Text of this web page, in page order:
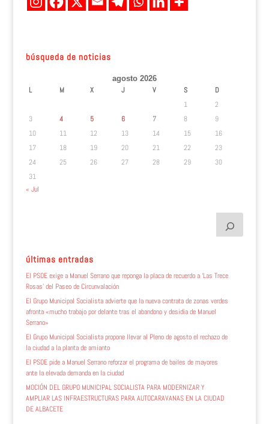
búsqueda de noticias
agosto 2026
L M X J V S
D
1
2
3
4 5 6 7 8
9
10
11 12 13 14 15
16
17
18 19 20 21 22
23
24
25 26 27 28 29
30
31
« Jul
últimas entradas
El PSOE exige a Manuel Serrano que reponga la placa de recuerdo a ‘Las Trece
Rosas’ del Paseo de Circunvalación
El Grupo Municipal Socialista advierte que la nueva contrata de zonas verdes
afronta «mucho trabajo por delante tras el abandono y desidia de Manuel
Serrano»
El Grupo Municipal Socialista propone llevar al Pleno de agosto el rechazo de
la ciudad a la planta de amianto
El PSOE pide a Manuel Serrano reforzar el programa de bailes de mayores
ante la elevada demanda en la ciudad
MOCIÓN DEL GRUPO MUNICIPAL SOCIALISTA PARA MODERNIZAR Y
AMPLIAR LAS INFRAESTRUCTURAS PARA AUTOCARAVANAS EN LA CIUDAD
DE ALBACETE